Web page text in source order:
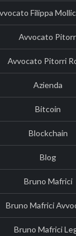
Filippa
Avvocato
Avvocato Pitorri
Azienda
Bitcoin
Blockchain
Blog
Bruno Mafrici
Bruno Mafrici
Bruno Mafrici